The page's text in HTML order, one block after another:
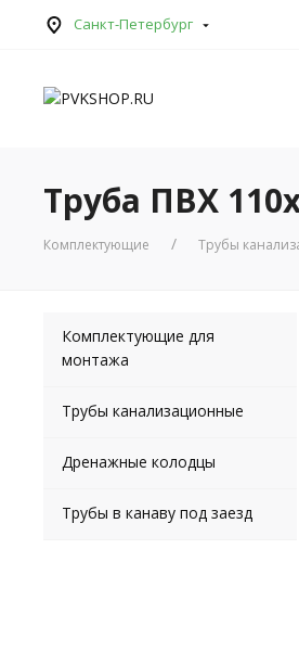
Санкт-Петербург
Труба ПВХ
Комплектующие Трубы
Комплектующие для
монтажа
Трубы канализационные
Дренажные колодцы
Трубы в канаву под заезд